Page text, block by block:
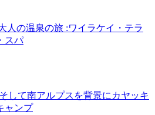
人の温泉の旅 :ワイラケイ・テラ
スパ
して南アルプスを背景にカヤッキ
ャンプ